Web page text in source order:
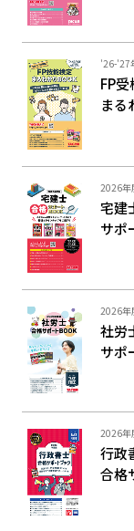
'26-'27
FP受
まる
2026年
宅建
サポ
2026年
社労
サポ
2026年
行政
合格